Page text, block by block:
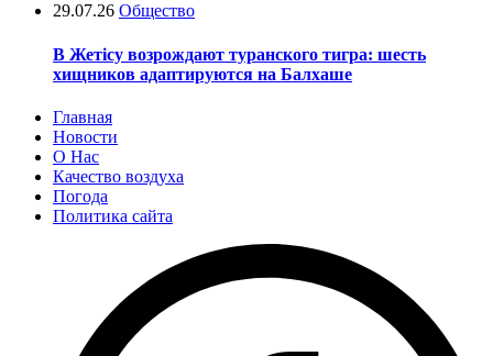
29.07.26 Общество
В Жетісу возрождают туранского тигра: шесть
хищников адаптируются на Балхаше
Главная
Новости
О Нас
Качество воздуха
Погода
Политика сайта